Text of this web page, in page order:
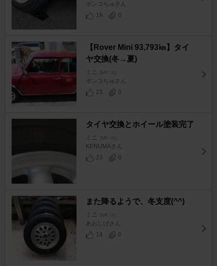
ポンコちゅさん
19
0
【Rover Mini 93,793㎞】タイ
ヤ交換(冬→夏)
ミニ [MK IX]
ポンコちゅさん
23
0
タイヤ交換とホイール塗装完了
ミニ [MK IX]
KENUMAさん
23
0
また降るようで、冬支度(^^)
ミニ [MK IX]
あおしげさん
14
0